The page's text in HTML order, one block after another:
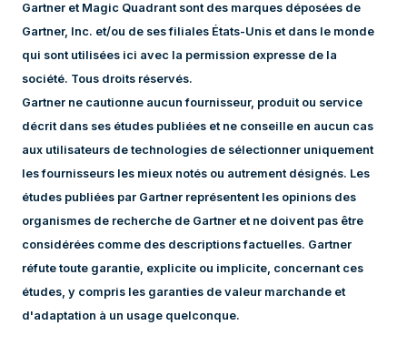
Gartner et Magic Quadrant sont des marques déposées de
Gartner, Inc. et/ou de ses filiales États-Unis et dans le monde
qui sont utilisées ici avec la permission expresse de la
société. Tous droits réservés.
Gartner ne cautionne aucun fournisseur, produit ou service
décrit dans ses études publiées et ne conseille en aucun cas
aux utilisateurs de technologies de sélectionner uniquement
les fournisseurs les mieux notés ou autrement désignés. Les
études publiées par Gartner représentent les opinions des
organismes de recherche de Gartner et ne doivent pas être
considérées comme des descriptions factuelles. Gartner
réfute toute garantie, explicite ou implicite, concernant ces
études, y compris les garanties de valeur marchande et
d'adaptation à un usage quelconque.